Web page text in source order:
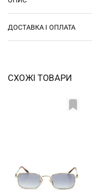
ДОСТАВКА І ОПЛАТА
СХОЖІ ТОВАРИ